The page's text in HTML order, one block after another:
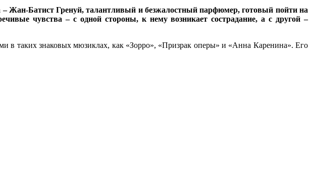
– Жан-Батист Гренуй, талантливый и безжалостный парфюмер, готовый пойти на
чувства – с одной стороны, к нему возникает сострадание, а с другой –
в таких знаковых мюзиклах, как «Зорро», «Призрак оперы» и «Анна Каренина». Его